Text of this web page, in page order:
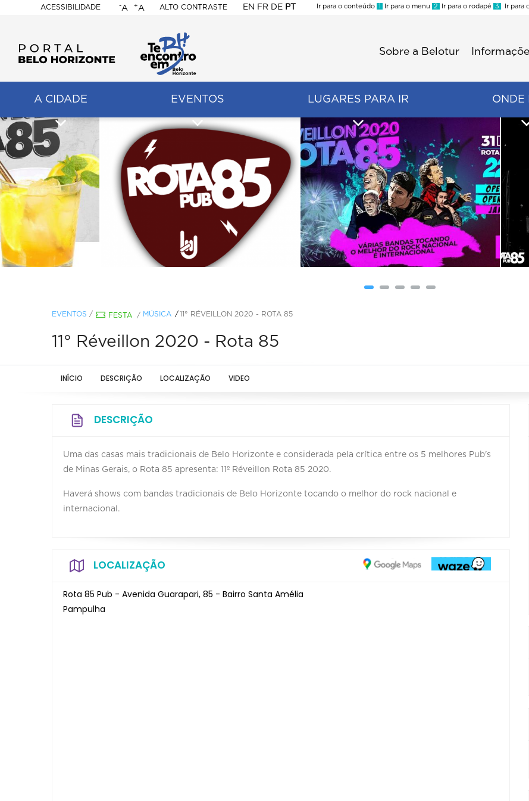
ACESSIBILIDADE
BELO
HORIZONTE
-A +A ALTO CONTRASTE EN FR DE PT
Ir para o conteúdo 1 Ir para o menu 2 Ir para o rodapé 3 Ir para
Sobre a Belotur
A CIDADE EVENTOS LUGARES PARA IR ONDE
EVENTOS / FESTA / MÚSICA 11° RÉVEILLON 2020 - ROTA 85
11° Réveillon 2020 - Rota 85
INÍCIO DESCRIÇÃO LOCALIZAÇÃO VIDEO
DESCRIÇÃO
Uma das casas mais tradicionais de Belo Horizonte e considerada pela crítica entre os 5 melhores Pub's
de Minas Gerais, o Rota 85 apresenta: 11º Réveillon Rota 85 2020.
Haverá shows com bandas tradicionais de Belo Horizonte tocando o melhor do rock nacional e
internacional.
LOCALIZAÇÃO
Rota 85 Pub - Avenida Guarapari, 85 - Bairro Santa Amélia
Pampulha